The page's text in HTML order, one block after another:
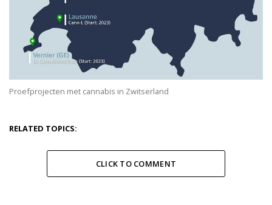
Proefprojecten met cannabis in Zwitserland
RELATED TOPICS:
CLICK TO COMMENT